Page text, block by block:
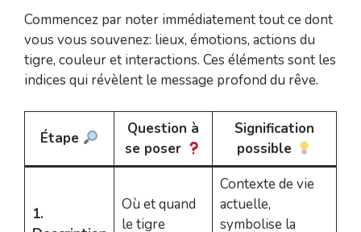
Commencez par noter immédiatement tout ce dont
vous vous souvenez: lieux, émotions, actions du
tigre, couleur et interactions. Ces éléments sont les
indices qui révèlent le message profond du rêve.
Étape
Question à
se poser
Signification
possible
1.
Où et quand
le tigre
Contexte de vie
actuelle,
symbolise la